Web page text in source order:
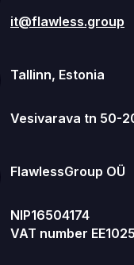
it@flawless.group
Tallinn, Estonia
Vesivarava tn 50-
FlawlessGroup OÜ
NIP16504174
VAT number